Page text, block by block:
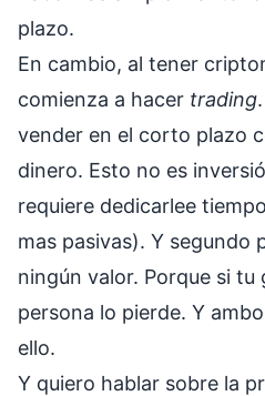
plazo.
En cambio, al tener
comienza a hacer trading
vender en el corto plazo
dinero. Esto no es
requiere dedicarlee
mas pasivas). Y segundo
ningún valor. Porque si tu
persona lo pierde. Y
ello.
Y quiero hablar sobre la